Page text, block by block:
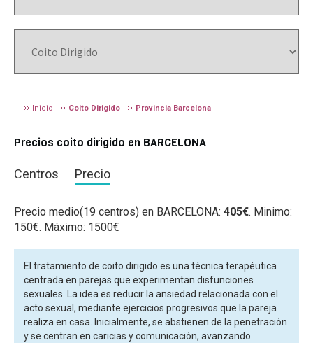
Inicio Coito Dirigido Provincia Barcelona
Precios coito dirigido en BARCELONA
Centros Precio
Precio medio(19 centros) en BARCELONA: 405€. Minimo:
150€. Máximo: 1500€
El tratamiento de coito dirigido es una técnica terapéutica
centrada en parejas que experimentan disfunciones
sexuales. La idea es reducir la ansiedad relacionada con el
acto sexual, mediante ejercicios progresivos que la pareja
realiza en casa. Inicialmente, se abstienen de la penetración
y se centran en caricias y comunicación, avanzando